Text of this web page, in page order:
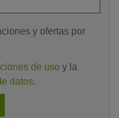
y ofertas por
de uso y la
datos.